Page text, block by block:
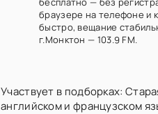
браузере на телефоне и
быстро, вещание
г.Монктон — 103.9 FM.
Участвует в подборках:
английском и французском